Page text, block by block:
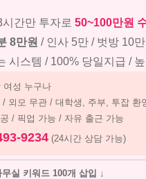
시간만 투자로50~100만원
8만원 / 인사 5만 / 벗방 10
시스템 / 100% 당일지급 /
성 누구나
외모 무관 / 대학생, 주부, 투잡 환
/ 픽업 가능 / 자유 출근 가능
9234(24시간 상담 가능)
실 키워드 100개 삽입 ↓